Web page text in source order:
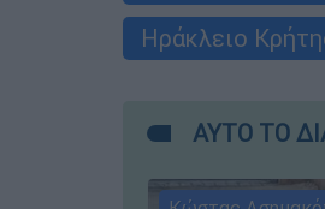
Ηράκλειο
ΑΥΤΟ ΤΟ